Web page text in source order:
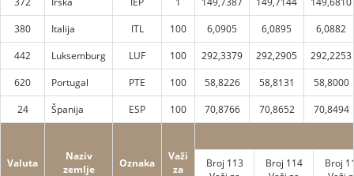
380
Italija ITL 100 6,0905 6,0895
6,0882
442
Luksemburg LUF 100 292,3379 292,2905
292,2253
620
Portugal PTE 100 58,8226 58,8131
58,8000
24
Španija ESP 100 70,8766 70,8652 70,8494
Valuta
Naziv
zemlje
Oznaka
Važi
za
Broj 113
Broj 114
Broj